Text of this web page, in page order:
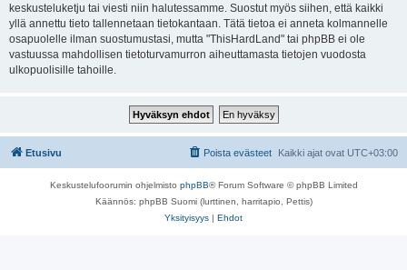
keskusteluketju tai viesti niin halutessamme. Suostut myös siihen, että kaikki
yllä annettu tieto tallennetaan tietokantaan. Tätä tietoa ei anneta kolmannelle
osapuolelle ilman suostumustasi, mutta "ThisHardLand" tai phpBB ei ole
vastuussa mahdollisen tietoturvamurron aiheuttamasta tietojen vuodosta
ulkopuolisille tahoille.
Etusivu Kaikki ajat ovat UTC+03:00
Poista evästeet
Keskustelufoorumin ohjelmisto phpBB® Forum Software © phpBB Limited
Käännös: phpBB Suomi (lurttinen, harritapio, Pettis)
Yksityisyys | Ehdot